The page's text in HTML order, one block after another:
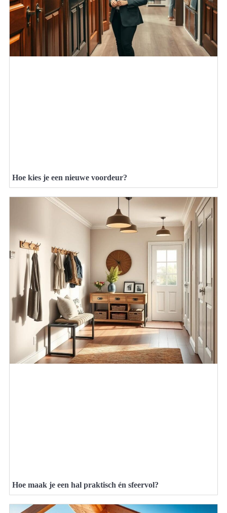
Hoe kies je een nieuwe voordeur?
Hoe maak je een hal praktisch én sfeervol?